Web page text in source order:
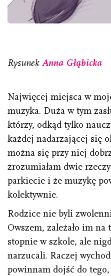
Rysunek Anna Głąbicka
Najwięcej miejsca w
muzyka. Duża w tym
którzy, odkąd tylko
każdej nadarzającej się
można się przy niej
zrozumiałam dwie
parkiecie i że muzykę
kolektywnie.
Rodzice nie byli
Owszem, zależało im na
stopnie w szkole, ale
narzucali. Raczej
powinnam dojść do